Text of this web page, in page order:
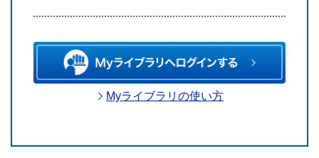
Myライブラリの使い方